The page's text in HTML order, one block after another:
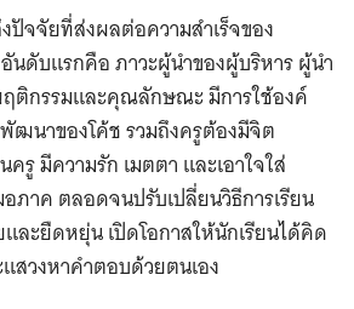
จจัยที่ส่งผลต่อความสำเร็จของ
นดับแรกคือ ภาวะผู้นำของผู้บริหาร ผู้นำ
ติกรรมและคุณลักษณะ มีการใช้องค์
พัฒนาของโค้ช รวมถึงครูต้องมีจิต
มีความรัก เมตตา และเอาใจใส่
ภาค ตลอดจนปรับเปลี่ยนวิธีการเรียน
ละยืดหยุ่น เปิดโอกาสให้นักเรียนได้คิด
สวงหาคำตอบด้วยตนเอง